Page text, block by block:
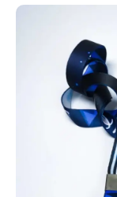
Solicite já suas
todas as etapas.
Qual é o